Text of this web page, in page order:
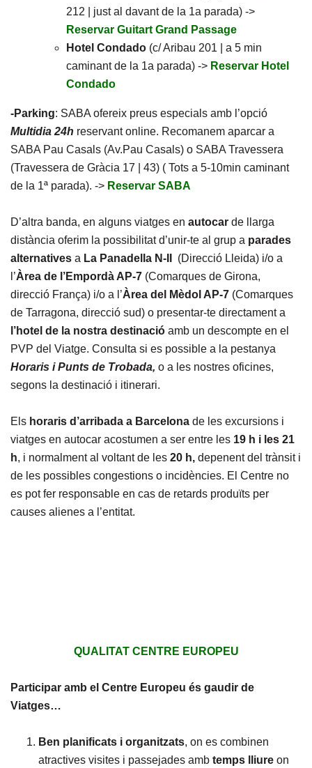
212 | just al davant de la 1a parada) ->
Reservar Guitart Grand Passage
Hotel Condado (c/ Aribau 201 | a 5 min
caminant de la 1a parada) -> Reservar Hotel
Condado
-Parking: SABA ofereix preus especials amb l’opció
Multidia 24h reservant online. Recomanem aparcar a
SABA Pau Casals (Av.Pau Casals) o SABA Travessera
(Travessera de Gràcia 17 | 43) ( Tots a 5-10min caminant
de la 1ª parada). -> Reservar SABA
D’altra banda, en alguns viatges en autocar de llarga
distància oferim la possibilitat d’unir-te al grup a parades
alternatives a La Panadella N-II (Direcció Lleida) i/o a
l’Àrea de l’Empordà AP-7 (Comarques de Girona,
direcció França) i/o a l’Àrea del Mèdol AP-7 (Comarques
de Tarragona, direcció sud) o presentar-te directament a
l’hotel de la nostra destinació amb un descompte en el
PVP del Viatge. Consulta si es possible a la pestanya
Horaris i Punts de Trobada, o a les nostres oficines,
segons la destinació i itinerari.
Els horaris d’arribada a Barcelona de les excursions i
viatges en autocar acostumen a ser entre les 19 h i les 21
h, i normalment al voltant de les 20 h, depenent del trànsit i
de les possibles congestions o incidències. El Centre no
es pot fer responsable en cas de retards produïts per
causes alienes a l’entitat.
QUALITAT CENTRE EUROPEU
Participar amb el Centre Europeu és gaudir de
Viatges…
Ben planificats i organitzats, on es combinen
atractives visites i passejades amb temps lliure on